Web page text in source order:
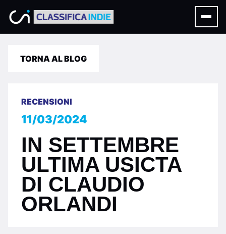
TORNA AL BLOG
RECENSIONI
11/03/2024
IN SETTEMBRE
ULTIMA USICTA
DI CLAUDIO
ORLANDI